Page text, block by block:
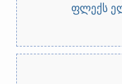
ფლექს